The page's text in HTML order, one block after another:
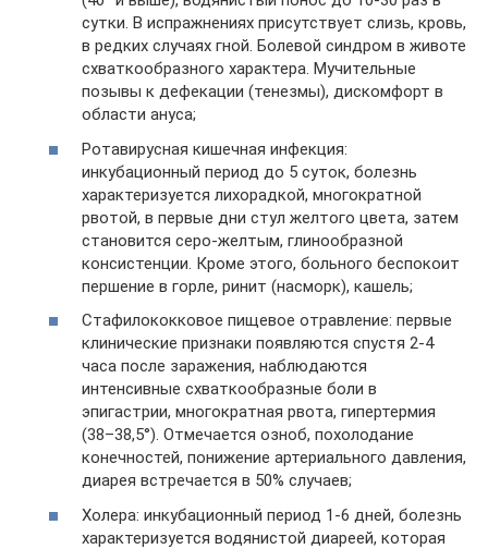
сутки. В испражнениях присутствует слизь, кровь,
в редких случаях гной. Болевой синдром в животе
схваткообразного характера. Мучительные
позывы к дефекации (тенезмы), дискомфорт в
области ануса;
Ротавирусная кишечная инфекция:
инкубационный период до 5 суток, болезнь
характеризуется лихорадкой, многократной
рвотой, в первые дни стул желтого цвета, затем
становится серо-желтым, глинообразной
консистенции. Кроме этого, больного беспокоит
першение в горле, ринит (насморк), кашель;
Стафилококковое пищевое отравление: первые
клинические признаки появляются спустя 2-4
часа после заражения, наблюдаются
интенсивные схваткообразные боли в
эпигастрии, многократная рвота, гипертермия
(38–38,5°). Отмечается озноб, похолодание
конечностей, понижение артериального давления,
диарея встречается в 50% случаев;
Холера: инкубационный период 1-6 дней, болезнь
характеризуется водянистой диареей, которая